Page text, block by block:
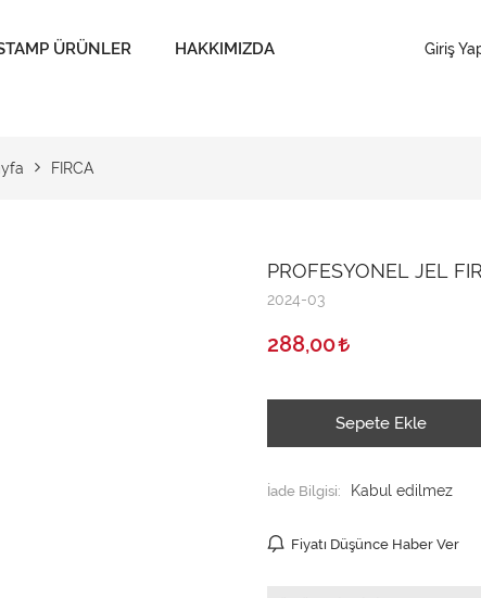
ÜRÜNLER HAKKIMIZDA Giriş
FIRCA
PROFESYONEL JEL
2024-03
288,00
Sepete Ekle
İade Bilgisi:
Fiyatı Düşünce Haber Ver